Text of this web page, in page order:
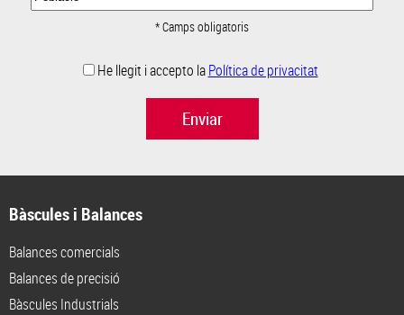
* Camps obligatoris
He llegit i accepto laPolítica de privacitat
Enviar
Bàscules i Balances
Balances comercials
Balances de precisió
Bàscules Industrials